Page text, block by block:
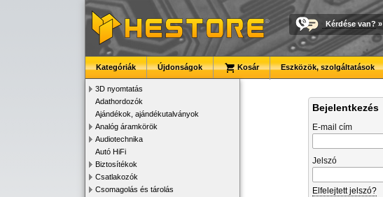
Kérdése van? »
Kategóriák Újdonságok Kosár Eszközök, szolgáltatások
3D nyomtatás
Adathordozók
Ajándékok, ajándékutalványok
Analóg áramkörök
Audiotechnika
Autó HiFi
Biztosítékok
Csatlakozók
Csomagolás és tárolás
Bejelentkezés
E-mail cím
Jelszó
Elfelejtett jelszó?